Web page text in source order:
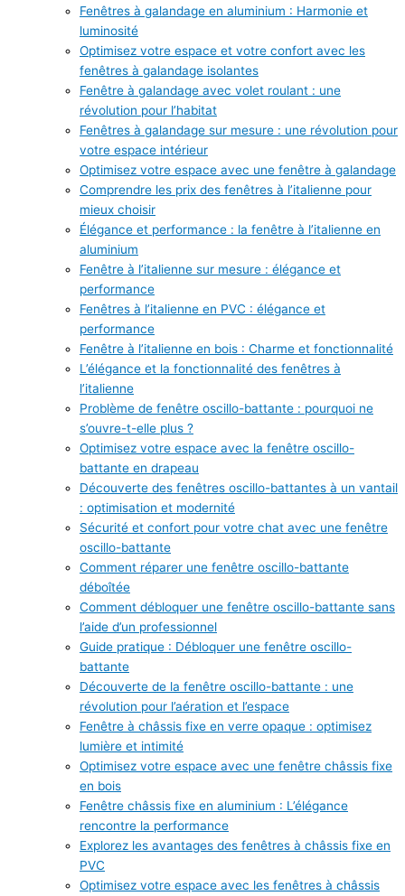
Fenêtres à galandage en aluminium : Harmonie et
luminosité
Optimisez votre espace et votre confort avec les
fenêtres à galandage isolantes
Fenêtre à galandage avec volet roulant : une
révolution pour l’habitat
Fenêtres à galandage sur mesure : une révolution pour
votre espace intérieur
Optimisez votre espace avec une fenêtre à galandage
Comprendre les prix des fenêtres à l’italienne pour
mieux choisir
Élégance et performance : la fenêtre à l’italienne en
aluminium
Fenêtre à l’italienne sur mesure : élégance et
performance
Fenêtres à l’italienne en PVC : élégance et
performance
Fenêtre à l’italienne en bois : Charme et fonctionnalité
L’élégance et la fonctionnalité des fenêtres à
l’italienne
Problème de fenêtre oscillo-battante : pourquoi ne
s’ouvre-t-elle plus ?
Optimisez votre espace avec la fenêtre oscillo-
battante en drapeau
Découverte des fenêtres oscillo-battantes à un vantail
: optimisation et modernité
Sécurité et confort pour votre chat avec une fenêtre
oscillo-battante
Comment réparer une fenêtre oscillo-battante
déboîtée
Comment débloquer une fenêtre oscillo-battante sans
l’aide d’un professionnel
Guide pratique : Débloquer une fenêtre oscillo-
battante
Découverte de la fenêtre oscillo-battante : une
révolution pour l’aération et l’espace
Fenêtre à châssis fixe en verre opaque : optimisez
lumière et intimité
Optimisez votre espace avec une fenêtre châssis fixe
en bois
Fenêtre châssis fixe en aluminium : L’élégance
rencontre la performance
Explorez les avantages des fenêtres à châssis fixe en
PVC
Optimisez votre espace avec les fenêtres à châssis